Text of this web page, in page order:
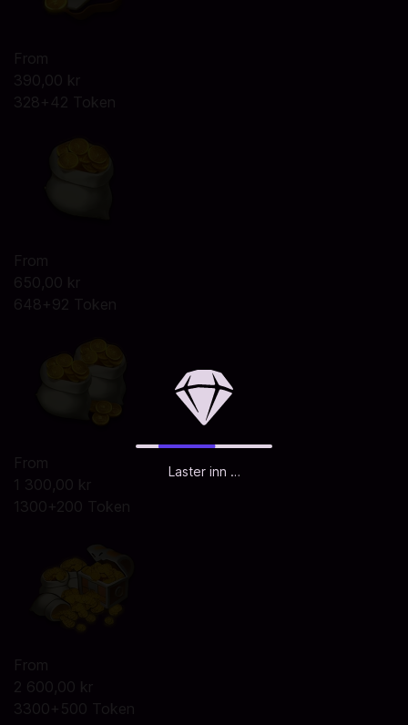
Laster inn …
From
390,00 kr
328+42 Token
From
650,00 kr
648+92 Token
From
1 300,00 kr
1300+200 Token
From
2 600,00 kr
3300+500 Token